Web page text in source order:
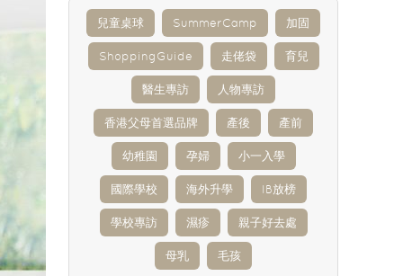
兒童桌球 SummerCamp 加固
ShoppingGuide 走佬袋 育兒
醫生專訪 人物專訪
香港父母首選品牌 產後 產前
幼稚園 孕婦 小一入學
國際學校 海外升學 IB放榜
學校專訪 濕疹 親子好去處
母乳 毛孩